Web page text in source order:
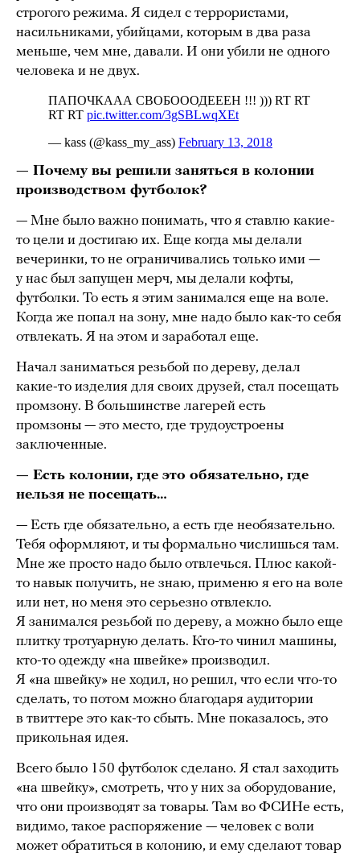
строгого режима. Я сидел с террористами,
насильниками, убийцами, которым в два раза
меньше, чем мне, давали. И они убили не одного
человека и не двух.
— Почему вы решили заняться в колонии
производством футболок?
— Мне было важно понимать, что я ставлю какие-
то цели и достигаю их. Еще когда мы делали
вечеринки, то не ограничивались только ими —
у нас был запущен мерч, мы делали кофты,
футболки. То есть я этим занимался еще на воле.
Когда же попал на зону, мне надо было как-то себя
отвлекать. Я на этом и заработал еще.
Начал заниматься резьбой по дереву, делал
какие-то изделия для своих друзей, стал посещать
промзону. В большинстве лагерей есть
промзоны — это место, где трудоустроены
заключенные.
— Есть колонии, где это обязательно, где
нельзя не посещать…
— Есть где обязательно, а есть где необязательно.
Тебя оформляют, и ты формально числишься там.
Мне же просто надо было отвлечься. Плюс какой-
то навык получить, не знаю, применю я его на воле
или нет, но меня это серьезно отвлекло.
Я занимался резьбой по дереву, а можно было еще
плитку тротуарную делать. Кто-то чинил машины,
кто-то одежду «на швейке» производил.
Я «на швейку» не ходил, но решил, что если что-то
сделать, то потом можно благодаря аудитории
в твиттере это как-то сбыть. Мне показалось, это
прикольная идея.
Всего было 150 футболок сделано. Я стал заходить
«на швейку», смотреть, что у них за оборудование,
что они производят за товары. Там во ФСИНе есть,
видимо, такое распоряжение — человек с воли
может обратиться в колонию, и ему сделают товар